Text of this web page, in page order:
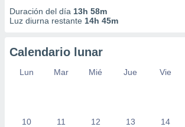
Duración del día 13h 58m
Luz diurna restante 14h 45m
Calendario lunar
Lun Mar Mié Jue Vie
10 11 12 13 14